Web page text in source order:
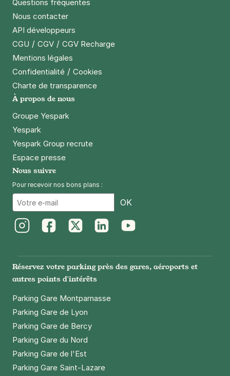
+ Abonnements disponibles
Gare de Sotteville - Sotteville lès
En face du 2 rue de la gare
76300
Réserver
+ Abonnements disponibles
5 place Louis Vitet
Dieppe
4,1(140 avis)
1,50 € /heure 10 €/jour, 29 €/semaine
+ Abonnements disponibles
Rue eugène blouin - Magny en Vexin
rue Eugène Blouin
95420
5,0
12 €/jour,48 €/semaine
Réserver
Questions fréquentes
Nous contacter
API développeurs
CGU / CGV / CGV Recharge
Mentions légales
Confidentialité / Cookies
Charte de transparence
À propos de nous
Groupe Yespark
Yespark
Yespark Group recrute
Espace presse
Nous suivre
Pour recevoir nos bons plans :
OK
Réservez votre parking près des gares, aéroports et
autres points d'intérêts
Parking Gare Montparnasse
Parking Gare de Lyon
Parking Gare de Bercy
Parking Gare du Nord
Parking Gare de l'Est
Parking Gare Saint-Lazare